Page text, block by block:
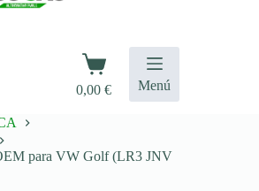
Carro
de
compra
0,00€ Menú
para VW Golf (LR3 JNV